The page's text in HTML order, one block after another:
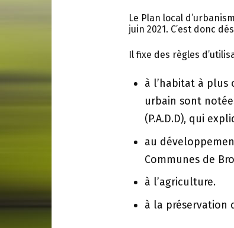
Le Plan local
juin 2021. C’est donc
Il fixe des règles
à l’habitat à
urbain sont
(P.A.D.D), qui
au
Communes de
à l’agriculture.
à la préservation